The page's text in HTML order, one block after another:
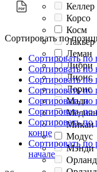
Келлер
Корсо
Косм
Лакьер
Леман
Либри
Лионс
Лорис
Мади
Микан
Модус
Мэнди
Сортировать по
Сортировать
Сортировать
Сортировать
Сортировать по
Сортировать
Сортировать по
Сортировать по
конце
Сортировать по
начале